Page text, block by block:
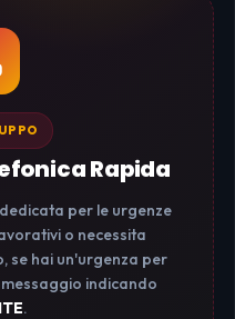
Rapida
per le urgenze
o necessita
se hai un'urgenza per
indicando
.